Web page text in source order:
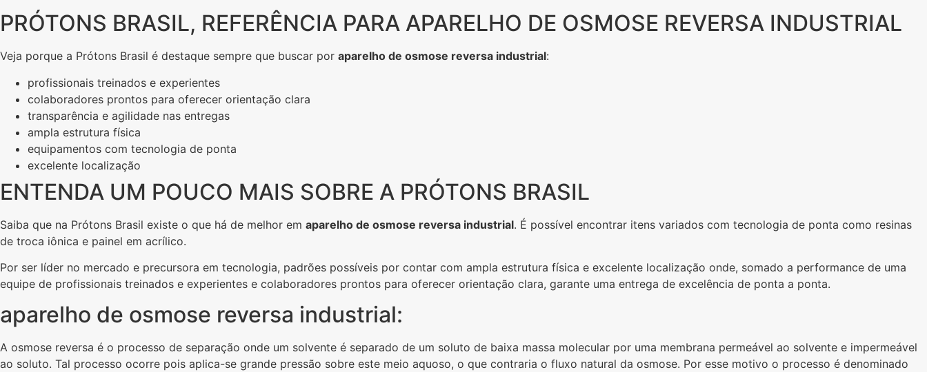
PRÓTONS BRASIL, REFERÊNCIA PARA APARELHO DE OSMOSE REVERSA INDUSTRIAL
Veja porque a Prótons Brasil é destaque sempre que buscar por aparelho de osmose reversa industrial:
profissionais treinados e experientes
colaboradores prontos para oferecer orientação clara
transparência e agilidade nas entregas
ampla estrutura física
equipamentos com tecnologia de ponta
excelente localização
ENTENDA UM POUCO MAIS SOBRE A PRÓTONS BRASIL
Saiba que na Prótons Brasil existe o que há de melhor em aparelho de osmose reversa industrial. É possível encontrar itens variados com tecnologia de ponta como resinas
de troca iônica e painel em acrílico.
Por ser líder no mercado e precursora em tecnologia, padrões possíveis por contar com ampla estrutura física e excelente localização onde, somado a performance de uma
equipe de profissionais treinados e experientes e colaboradores prontos para oferecer orientação clara, garante uma entrega de excelência de ponta a ponta.
aparelho de osmose reversa industrial:
A osmose reversa é o processo de separação onde um solvente é separado de um soluto de baixa massa molecular por uma membrana permeável ao solvente e impermeável
ao soluto. Tal processo ocorre pois aplica-se grande pressão sobre este meio aquoso, o que contraria o fluxo natural da osmose. Por esse motivo o processo é denominado